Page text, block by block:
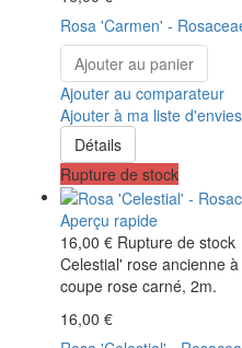
Rosa 'Carmen' -
Ajouter au panier
Ajouter au comparateur
Ajouter à ma liste d'envies
Détails
Rupture de stock
Aperçu rapide
16,00 € Rupture de stock
Celestial' rose ancienne
coupe rose carné, 2m.
16,00 €